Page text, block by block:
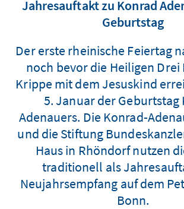
Jahresauftakt zu Konrad
Geburtstag
Der erste rheinische Feiertag
noch bevor die Heiligen Drei
Krippe mit dem Jesuskind
5. Januar der Geburtstag
Adenauers. Die Konrad-
und die Stiftung
Haus in Rhöndorf nutzen
traditionell als
Neujahrsempfang auf dem
Bonn.